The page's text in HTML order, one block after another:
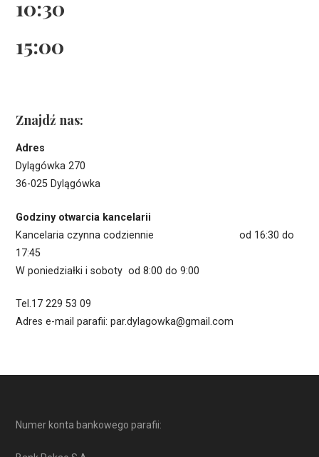
10:30
15:00
Znajdź nas:
Adres
Dylągówka 270
36-025 Dylągówka
Godziny otwarcia kancelarii
Kancelaria czynna codziennie od 16:30 do
17:45
W poniedziałki i soboty od 8:00 do 9:00
Tel.17 229 53 09
Adres e-mail parafii: par.dylagowka@gmail.com
Numer konta bankowego parafii: